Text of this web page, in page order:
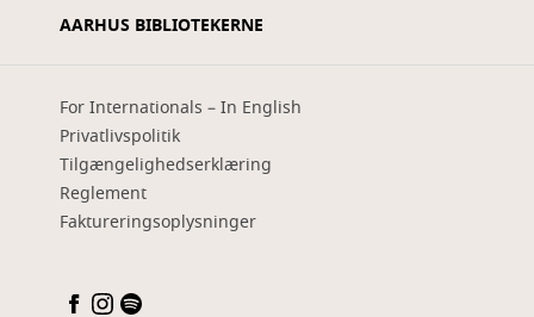
AARHUS BIBLIOTEKERNE
For Internationals – In English
Privatlivspolitik
Tilgængelighedserklæring
Reglement
Faktureringsoplysninger